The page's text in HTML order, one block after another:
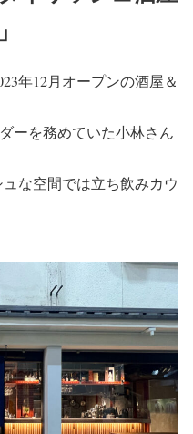
年12月オープンの酒屋＆
ーを務めていた小林さん
な空間では立ち飲みカウ